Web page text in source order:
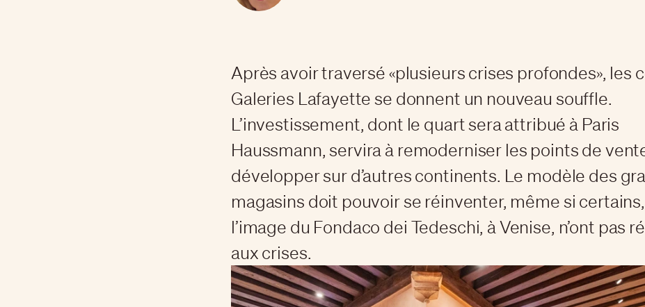
Après avoir traversé «plusieurs crises profondes», les
Galeries Lafayette se donnent un nouveau souffle.
L’investissement, dont le quart sera attribué à Paris
Haussmann, servira à remoderniser les points de
développer sur d’autres continents. Le modèle des
magasins doit pouvoir se réinventer, même si
l’image du Fondaco dei Tedeschi, à Venise, n’ont pas
aux crises.